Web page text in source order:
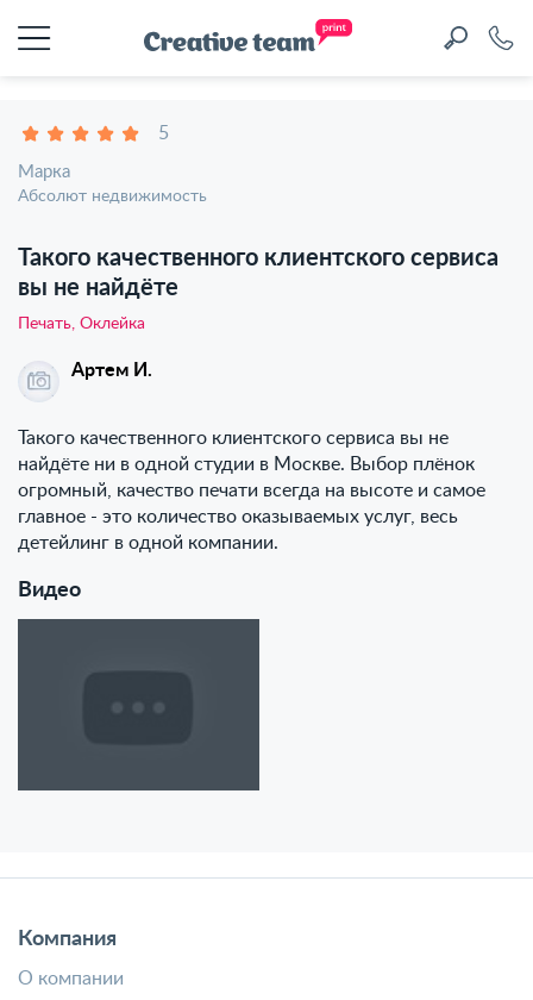
5
Марка
Абсолют недвижимость
Такого качественного клиентского сервиса
вы не найдёте
Печать, Оклейка
Артем И.
Такого качественного клиентского сервиса вы не
найдёте ни в одной студии в Москве. Выбор плёнок
огромный, качество печати всегда на высоте и самое
главное - это количество оказываемых услуг, весь
детейлинг в одной компании.
Видео
Компания
О компании